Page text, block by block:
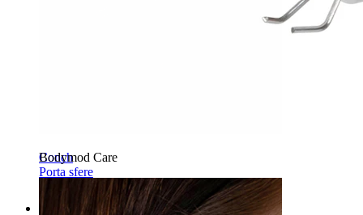
Conch
Bodymod Care
Porta sfere